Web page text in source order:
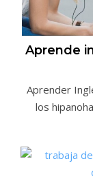
Aprende
Aprender
los